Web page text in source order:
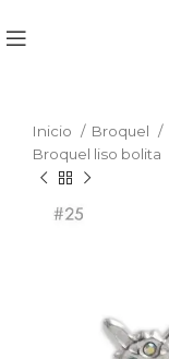
Inicio Broquel
Broquel liso bolita